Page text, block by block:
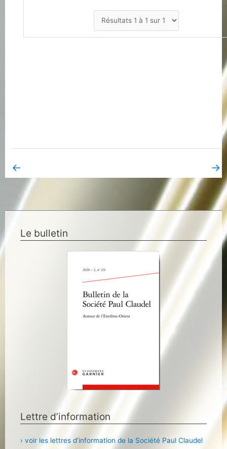
← →
Le bulletin
Lettre d’information
› voir les lettres d’information de la Société Paul Claudel